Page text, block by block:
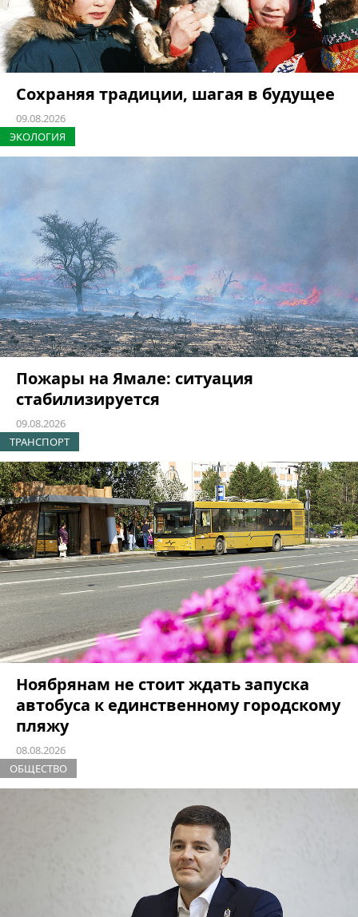
Сохраняя традиции, шагая в будущее
09.08.2026
ЭКОЛОГИЯ
Пожары на Ямале: ситуация
стабилизируется
09.08.2026
ТРАНСПОРТ
Ноябрянам не стоит ждать запуска
автобуса к единственному городскому
пляжу
08.08.2026
ОБЩЕСТВО